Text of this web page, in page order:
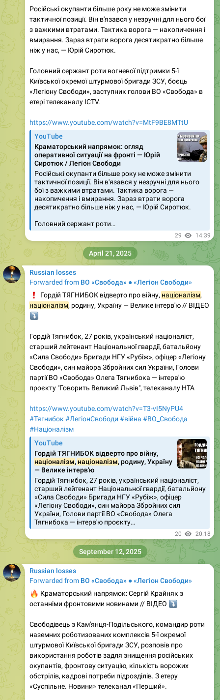
Російські окупанти більше року не може змінити
тактичної позиції. Він в'язався у незручні для нього бої
з важкими втратами. Тактика ворога — накопичення і
вмирання. Зараз втрати ворога десятикратно більше
ніж у нас, — Юрій Сиротюк.
Головний сержант роти вогневої підтримки 5-ї
Київської окремої штурмової бригади ЗСУ, боєць
«Легіону Свободи», заступник голови ВО «Свобода» в
етері телеканалу ICTV.
https://www.youtube.com/watch?v=MtF9BE8MTtU
YouTube
Краматорський напрямок: огляд
оперативної ситуації на фронті — Юрій
Сиротюк / Легіон Свободи
Російські окупанти більше року не може змінити
тактичної позиції. Він в'язався у незручні для нього
бої з важкими втратами. Тактика ворога —
накопичення і вмирання. Зараз втрати ворога
десятикратно більше ніж у нас, — Юрій Сиротюк.
Головний сержант роти…
29 14:39
Russian losses
Forwarded from ВО «Свобода» ● «Легіон Свободи»
Гордій ТЯГНИБОК відверто про війну, націоналізм,
націоналізм, родину, Україну — Велике інтерв'ю // ВІДЕО
Гордій Тягнибок, 27 років, український націоналіст,
старший лейтенант Національної гвардії, батальйону
«Сила Свободи» Бригади НГУ «Рубіж», офіцер «Легіону
Свободи», син майора Збройних сил України, Голови
партії ВО «Свобода» Олега Тягнибока — інтерв'ю
проєкту "Говорить Великий Львів", телеканалу НТА
https://www.youtube.com/watch?v=T3-vI5NyPU4
#Тягнибок #ЛегіонСвободи #війна #ВО_Cвобода
#Націоналізм
YouTube
Гордій ТЯГНИБОК відверто про війну,
націоналізм, націоналізм, родину, Україну
— Велике інтерв'ю
Гордій Тягнибок, 27 років, український націоналіст,
старший лейтенант Національної гвардії, батальйону
«Сила Свободи» Бригади НГУ «Рубіж», офіцер
«Легіону Свободи», син майора Збройних сил
України, Голови партії ВО «Свобода» Олега
Тягнибока — інтерв'ю проєкту…
20 20:18
April 21, 2025
Russian losses
Forwarded from ВО «Свобода» ● «Легіон Свободи»
Краматорський напрямок: Сергій Крайняк з
останніми фронтовими новинами // ВІДЕО
⤵️
Свободівець з Кам'янця-Подільського, командир роти
наземних роботизованих комплексів 5-ї окремої
штурмової Київської бригади ЗСУ, розповів про
використання роботів задля знищення російських
окупантів, фронтову ситуацію, кількість ворожих
обстрілів, кадрові потреби підрозділів. З етеру
«Суспільне. Новини» телеканал «Перший».
September 12, 2025